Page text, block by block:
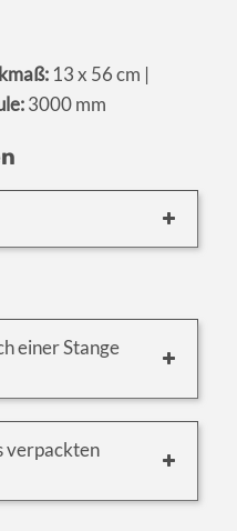
13 x 56 cm |
3000 mm
einer Stange
verpackten